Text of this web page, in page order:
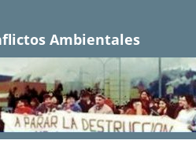
Ambientales